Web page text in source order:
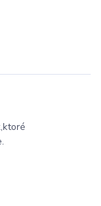
,ktoré
.